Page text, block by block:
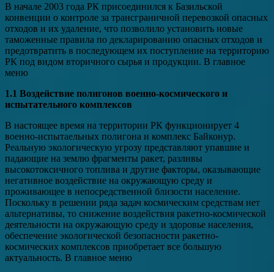
В начале 2003 года РК присоединился к Базильской
конвенции о контроле за трансграничной перевозкой опасных
отходов и их удаление, что позволило установить новые
таможенные правила по декларированию опасных отходов и
предотвратить в последующем их поступление на территорию
РК под видом вторичного сырья и продукции. В главное
меню
1.1 Воздействие полигонов военно-космического и
испытательного комплексов
В настоящее время на территории РК функционирует 4
военно-испытаельных полигона и комплекс Байконур.
Реальную экологическую угрозу представляют упавшие и
падающие на землю фрагменты ракет, разливы
высокотоксичного топлива и другие факторы, оказывающие
негативное воздействие на окружающую среду и
проживающее в непосредственной близости население.
Поскольку в решении ряда задач космическим средствам нет
альтернативы, то снижение воздействия ракетно-космической
деятельности на окружающую среду и здоровье населения,
обеспечение экологической безопасности ракетно-
космических комплексов приобретает все большую
актуальность. В главное меню